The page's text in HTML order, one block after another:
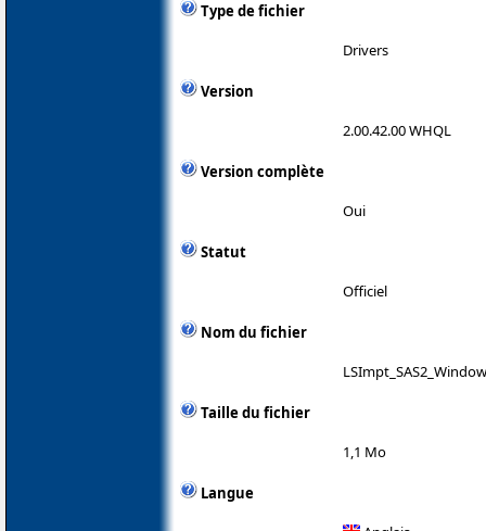
Type de fichier
Drivers
Version
2.00.42.00 WHQL
Version complète
Oui
Statut
Officiel
Nom du fichier
Taille du fichier
1,1 Mo
Langue